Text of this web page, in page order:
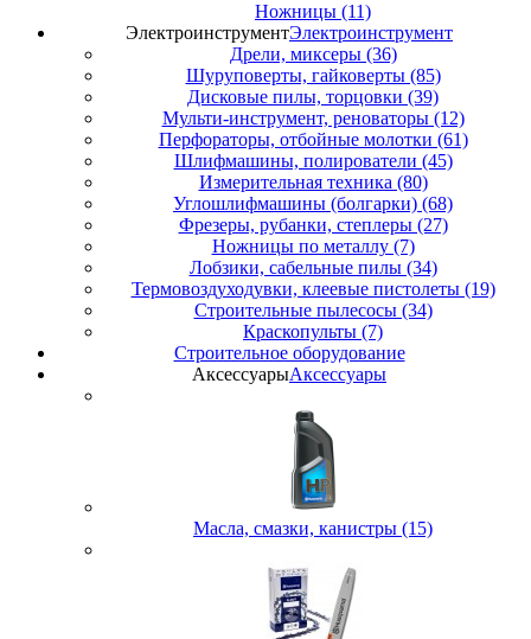
Ножницы (11)
ЭлектроинструментЭлектроинструмент
Дрели, миксеры (36)
Шуруповерты, гайковерты (85)
Дисковые пилы, торцовки (39)
Мульти-инструмент, реноваторы (12)
Перфораторы, отбойные молотки (61)
Шлифмашины, полирователи (45)
Измерительная техника (80)
Углошлифмашины (болгарки) (68)
Фрезеры, рубанки, степлеры (27)
Ножницы по металлу (7)
Лобзики, сабельные пилы (34)
Термовоздуходувки, клеевые пистолеты (19)
Строительные пылесосы (34)
Краскопульты (7)
Строительное оборудование
АксессуарыАксессуары
Масла, смазки, канистры (15)